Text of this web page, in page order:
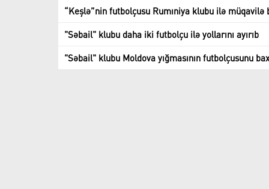
“Keşlə”nin futbolçusu Rumıniya klubu ilə müqavilə
"Səbail" klubu daha iki futbolçu ilə yollarını ayırıb
"Səbail" klubu Moldova yığmasının futbolçusunu